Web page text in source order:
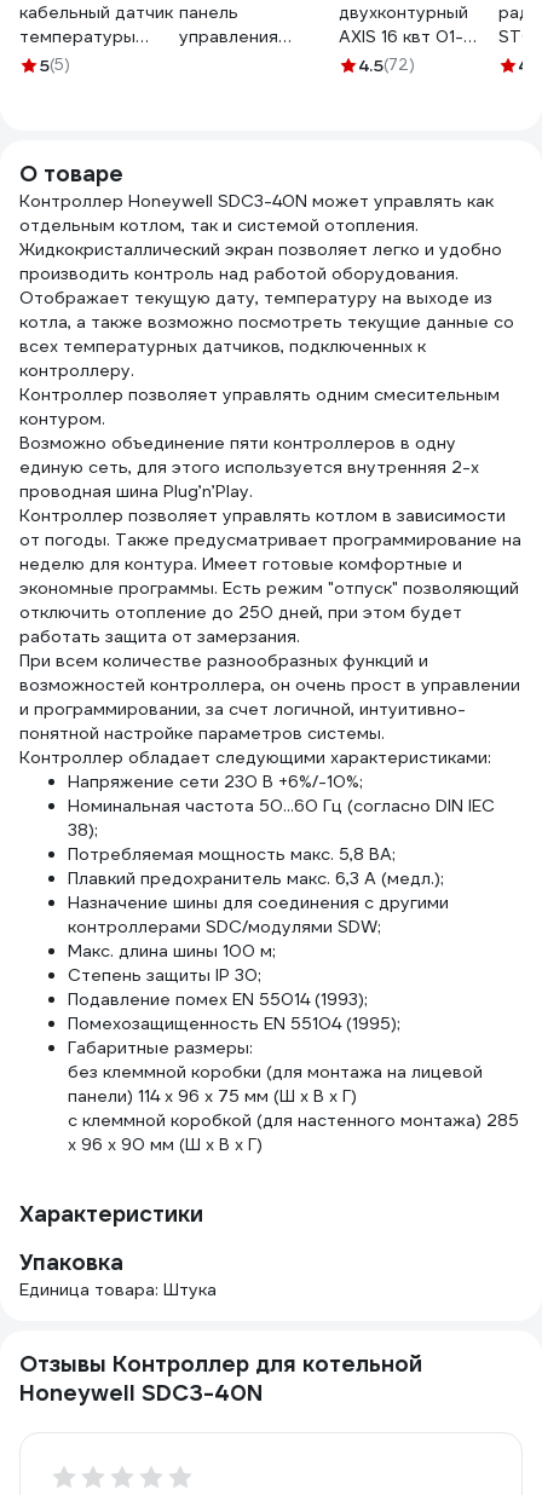
кабельный датчик
температуры
жидкости Завод
5(5)
панель
управления
двухконтурный
AXIS 16 квт 01-
16TW-00 AXIS-01-
4.5(72)
504.8
О товаре
Контроллер Honeywell SDC3-40N может управлять как
отдельным котлом, так и системой отопления.
Жидкокристаллический экран позволяет легко и удобно
производить контроль над работой оборудования.
Отображает текущую дату, температуру на выходе из
котла, а также возможно посмотреть текущие данные со
всех температурных датчиков, подключенных к
контроллеру.
Контроллер позволяет управлять одним смесительным
контуром.
Возможно объединение пяти контроллеров в одну
единую сеть, для этого используется внутренняя 2-х
проводная шина Plug’n’Play.
Контроллер позволяет управлять котлом в зависимости
от погоды. Также предусматривает программирование на
неделю для контура. Имеет готовые комфортные и
экономные программы. Есть режим "отпуск" позволяющий
отключить отопление до 250 дней, при этом будет
работать защита от замерзания.
При всем количестве разнообразных функций и
возможностей контроллера, он очень прост в управлении
и программировании, за счет логичной, интуитивно-
понятной настройке параметров системы.
Контроллер обладает следующими характеристиками:
Напряжение сети 230 В +6%/-10%;
Номинальная частота 50...60 Гц (согласно DIN IEC
38);
Потребляемая мощность макс. 5,8 ВА;
Плавкий предохранитель макс. 6,3 А (медл.);
Назначение шины для соединения с другими
контроллерами SDC/модулями SDW;
Макс. длина шины 100 м;
Степень защиты IP 30;
Подавление помех EN 55014 (1993);
Помехозащищенность EN 55104 (1995);
Габаритные размеры:
без клеммной коробки (для монтажа на лицевой
панели) 114 х 96 х 75 мм (Ш х В х Г)
с клеммной коробкой (для настенного монтажа) 285
х 96 х 90 мм (Ш х В х Г)
Характеристики
Упаковка
Единица товара: Штука
Отзывы Контроллер для котельной
Honeywell SDC3-40N